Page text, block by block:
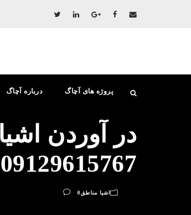
درباره آچاگ پروژه های آچاگ
در آوردن
09129615767
اشیا مناطق 0